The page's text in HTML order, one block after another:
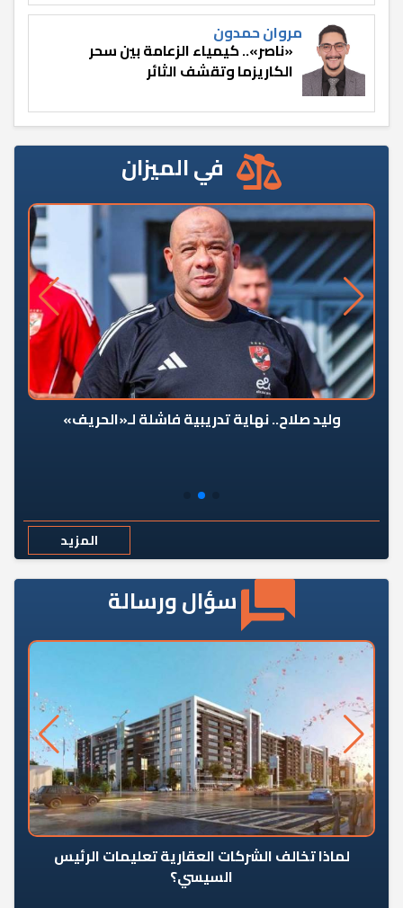
مروان حمدون
«ناصر».. كيمياء الزعامة بين سحر
الكاريزما وتقشف الثائر
في الميزان
وليد صلاح.. نهاية تدريبية فاشلة لـ«الحريف»
المزيد
سؤال ورسالة
لماذا تخالف الشركات العقارية تعليمات الرئيس
السيسي؟